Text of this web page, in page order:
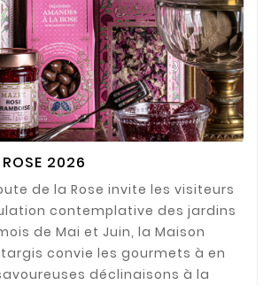
ROSE 2026
de la Rose invite les visiteurs
contemplative des jardins
de Mai et Juin, la Maison
convie les gourmets à en
déclinaisons à la